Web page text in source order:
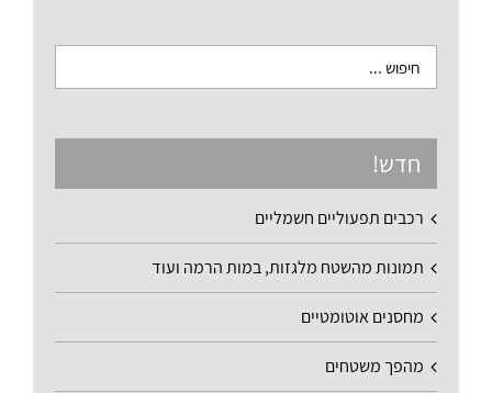
חדש!
רכבים תפעוליים חשמליים
תמונות מהשטח מלגזות, במות הרמה ועוד
מחסנים אוטומטיים
מהפך משטחים